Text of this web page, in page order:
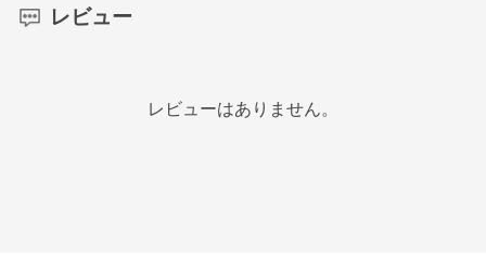
レビュー
レビューはありません。